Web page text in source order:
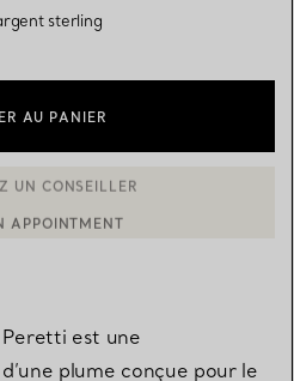
sterling
AU PANIER
Peretti est une
plume conçue pour le